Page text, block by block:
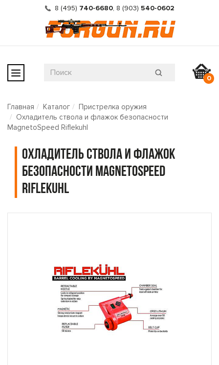
8 (495) 740-6680, 8 (903) 540-0602
0
Главная Каталог
Пристрелка оружия
Охладитель ствола и флажок безопасности
MagnetoSpeed ​​Riflekuhl
Охладитель ствола и флажок
безопасности MagnetoSpeed ​​
Riflekuhl